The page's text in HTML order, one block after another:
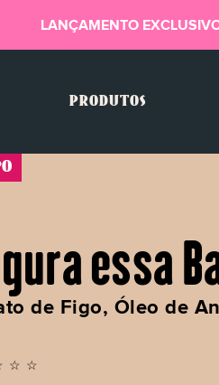
LANÇAMENTO
PRODUTOS
essa
de Figo, Óleo de